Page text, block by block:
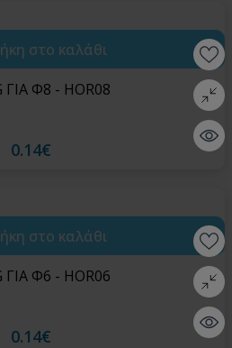
Quick
στο καλάθι
ΓΙΑ Φ8 - HOR08
0.14€
Quick
στο καλάθι
ΓΙΑ Φ6 - HOR06
0.14€